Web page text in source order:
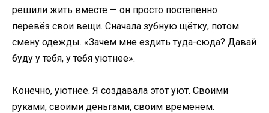
решили жить вместе — он просто постепенно
перевёз свои вещи. Сначала зубную щётку, потом
смену одежды. «Зачем мне ездить туда-сюда? Давай
буду у тебя, у тебя уютнее».
Конечно, уютнее. Я создавала этот уют. Своими
руками, своими деньгами, своим временем.